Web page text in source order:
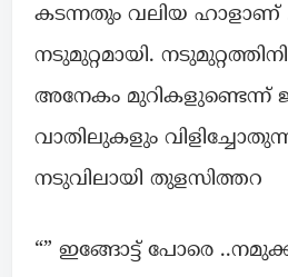
കടന്നതും വലിയ
നടുമുറ്റമായി.
അനേകം മുറികളുണ്ടെന്ന്
വാതിലുകളും
നടുവിലായി തുളസിത്തറ
“” ഇങ്ങോട്ട് പോരെ